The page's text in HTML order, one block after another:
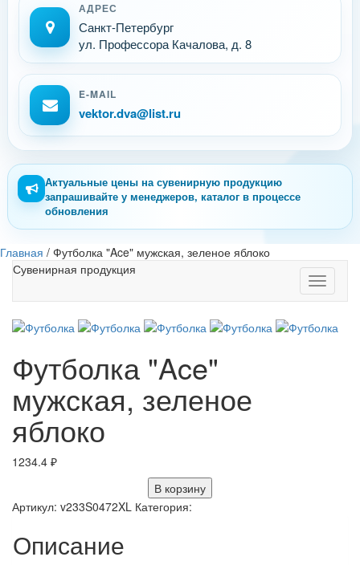
АДРЕС
Санкт-Петербург
ул. Профессора Качалова, д. 8
E-MAIL
vektor.dva@list.ru
Актуальные цены на сувенирную продукцию
запрашивайте у менеджеров, каталог в процессе
обновления
Главная / Футболка "Ace" мужская, зеленое яблоко
Toggle
Сувенирная продукция
Футболка "Ace"
мужская, зеленое
яблоко
1234.4 ₽
В корзину
Артикул: v233S0472XL Категория:
Описание